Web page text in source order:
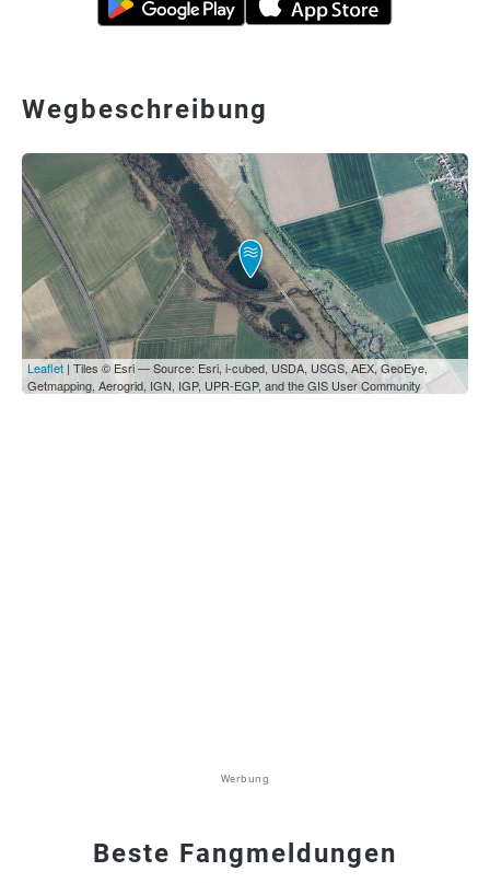
Wegbeschreibung
Leaflet | Tiles © Esri — Source: Esri, i-cubed, USDA, USGS, AEX, GeoEye,
Getmapping, Aerogrid, IGN, IGP, UPR-EGP, and the GIS User Community
Werbung
Beste Fangmeldungen